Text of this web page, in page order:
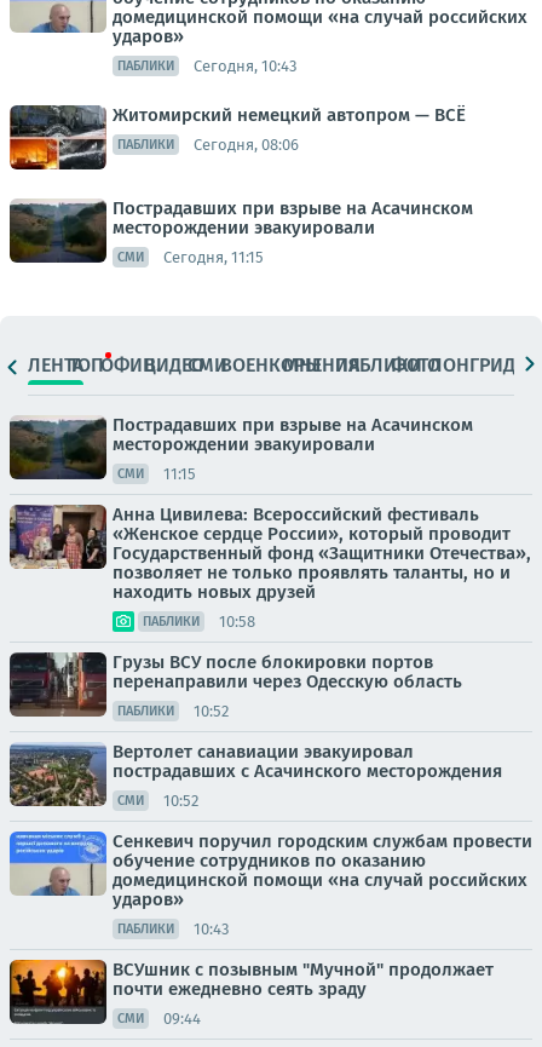
домедицинской помощи «на случай российских
ударов»
ПАБЛИКИ Сегодня, 10:43
Житомирский немецкий автопром — ВСЁ
ПАБЛИКИ Сегодня, 08:06
Пострадавших при взрыве на Асачинском
месторождении эвакуировали
СМИ Сегодня, 11:15
ЛЕНТАТОПОФИЦ.ВИДЕОСМИВОЕНКОРЫМНЕНИЯПАБЛИКИ
ФОТОЛОНГРИДЫ
Пострадавших при взрыве на Асачинском
месторождении эвакуировали
СМИ 11:15
Анна Цивилева: Всероссийский фестиваль
«Женское сердце России», который проводит
Государственный фонд «Защитники Отечества»,
позволяет не только проявлять таланты, но и
находить новых друзей
ПАБЛИКИ 10:58
Грузы ВСУ после блокировки портов
перенаправили через Одесскую область
ПАБЛИКИ 10:52
Вертолет санавиации эвакуировал
пострадавших с Асачинского месторождения
СМИ 10:52
Сенкевич поручил городским службам провести
обучение сотрудников по оказанию
домедицинской помощи «на случай российских
ударов»
ПАБЛИКИ 10:43
ВСУшник с позывным "Мучной" продолжает
почти ежедневно сеять зраду
СМИ 09:44